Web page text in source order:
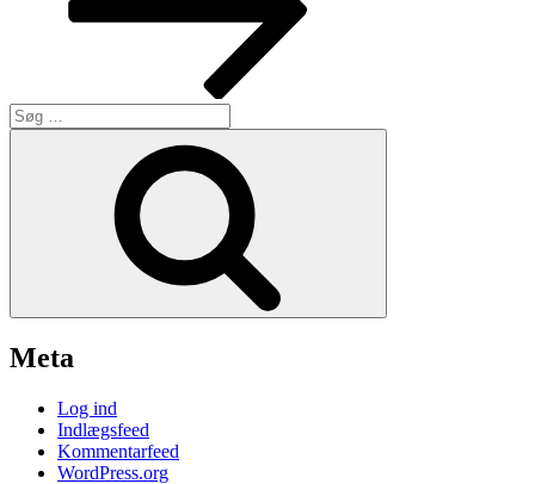
Søg
efter:
Meta
Log ind
Indlægsfeed
Kommentarfeed
WordPress.org